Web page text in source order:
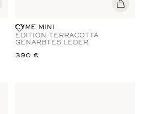
CYME MINI
EDITION TERRACOTTA
GENARBTES LEDER
390 €